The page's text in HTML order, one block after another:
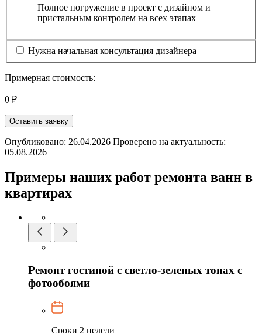
Полное погружение в проект с дизайном и
пристальным контролем на всех этапах
Нужна начальная консультация дизайнера
Примерная стоимость:
0 ₽
Оставить заявку
Опубликовано: 26.04.2026 Проверено на актуальность:
05.08.2026
Примеры наших работ ремонта ванн в
квартирах
Ремонт гостиной с светло-зеленых тонах с
фотообоями
Сроки 2 недели